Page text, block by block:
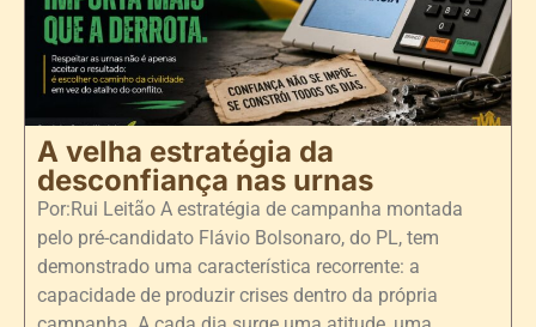
A velha estratégia da
desconfiança nas urnas
Por:Rui Leitão A estratégia de campanha montada
pelo pré-candidato Flávio Bolsonaro, do PL, tem
demonstrado uma característica recorrente: a
capacidade de produzir crises dentro da própria